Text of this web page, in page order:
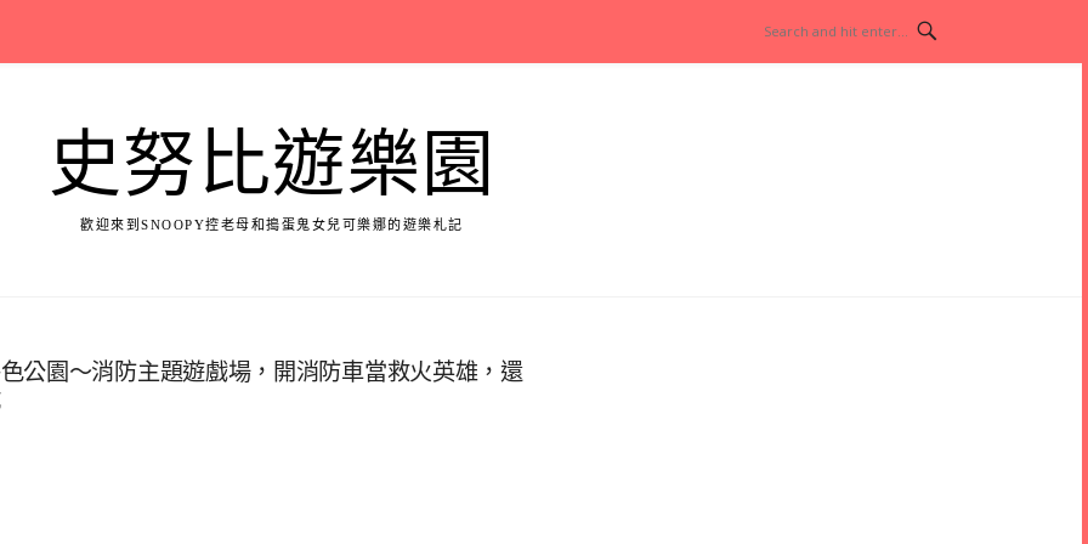
史努比遊樂園
歡迎來到SNOOPY控老母和搗蛋鬼女兒可樂娜的遊樂札記
公園～消防主題遊戲場，開消防車當救火英雄，還